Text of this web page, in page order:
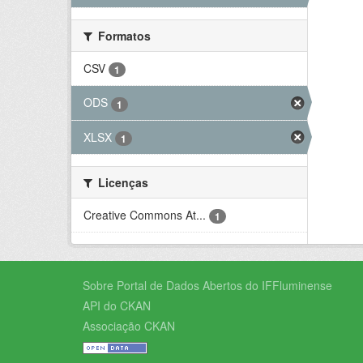
Formatos
CSV
1
ODS 1
XLSX 1
Licenças
Creative Commons At...
1
Sobre Portal de Dados Abertos do IFFluminense
API do CKAN
Associação CKAN